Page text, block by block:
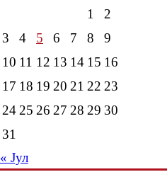
1
2
3
4 5 6 7 8
9
10 11 12 13 14 15 16
17 18 19 20 21 22 23
24 25 26 27 28 29 30
31
« Јул